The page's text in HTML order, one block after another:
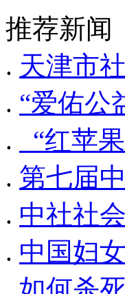
推荐新闻
. 天津市
. “爱佑公
.
“红苹
. 第七届
. 中社社
. 中国妇